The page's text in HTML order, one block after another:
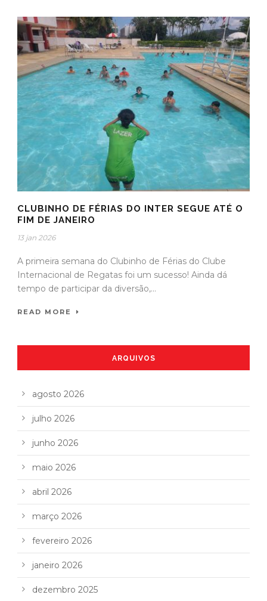
CLUBINHO DE FÉRIAS DO INTER SEGUE ATÉ O
FIM DE JANEIRO
13 jan 2026
A primeira semana do Clubinho de Férias do Clube
Internacional de Regatas foi um sucesso! Ainda dá
tempo de participar da diversão,...
READ MORE
ARQUIVOS
agosto 2026
julho 2026
junho 2026
maio 2026
abril 2026
março 2026
fevereiro 2026
janeiro 2026
dezembro 2025